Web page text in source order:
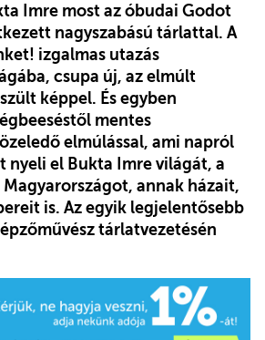
Imre most az óbudai Godot
nagyszabású tárlattal. A
izgalmas utazás
csupa új, az elmúlt
képpel. És egyben
mentes
elmúlással, ami napról
nyeli el Bukta Imre világát, a
Magyarországot, annak házait,
is. Az egyik legjelentősebb
tárlatvezetésén